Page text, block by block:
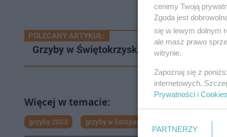
POLECANY ARTYKUŁ:
Grzyby w Świętokrzyskiem i w kraju.
grzyby 2023 grzyby w listopadzie
cenimy Twoją
Zgoda jest
się w lewym dolnym
ale masz prawo
witrynie.
Zapoznaj się z
internetowych.
Prywatności i Cookies
PARTNERZY